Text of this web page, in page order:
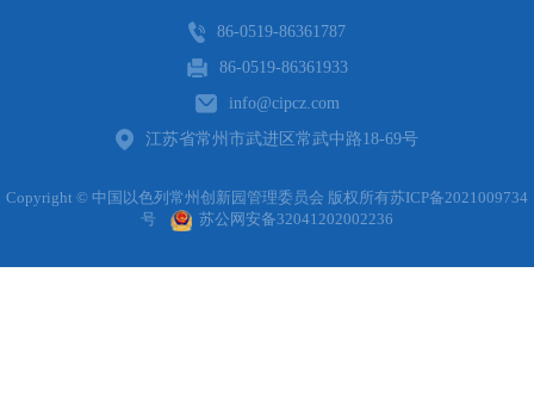
86-0519-86361787
86-0519-86361933
info@cipcz.com
江苏省常州市武进区常武中路18-69号
Copyright © 中国以色列常州创新园管理委员会 版权所有苏ICP备2021009734
号
苏公网安备32041202002236